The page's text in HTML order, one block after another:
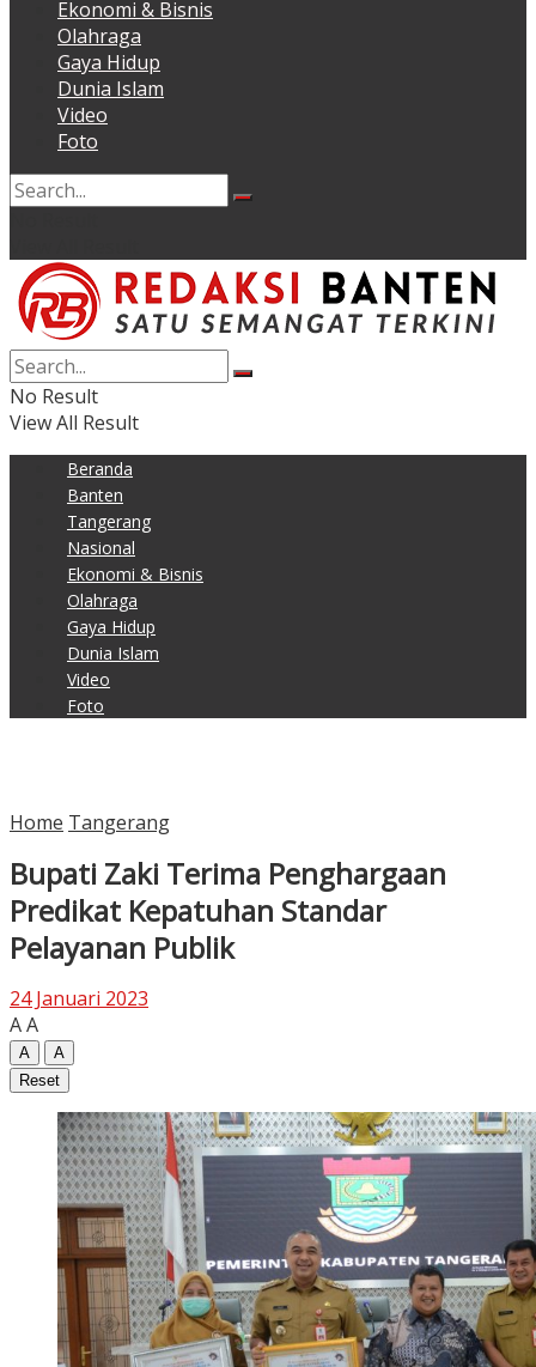
Ekonomi & Bisnis
Olahraga
Gaya Hidup
Dunia Islam
Video
Foto
No Result
View All Result
Beranda
Banten
Tangerang
Nasional
Ekonomi & Bisnis
Olahraga
Gaya Hidup
Dunia Islam
Video
Foto
Home Tangerang
Bupati Zaki Terima Penghargaan
Predikat Kepatuhan Standar
Pelayanan Publik
24 Januari 2023
AA
A
A
Reset